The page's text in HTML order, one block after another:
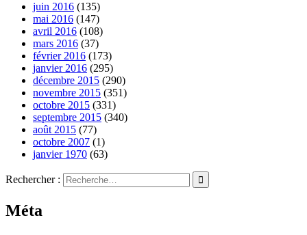
juin 2016 (135)
mai 2016 (147)
avril 2016 (108)
mars 2016 (37)
février 2016 (173)
janvier 2016 (295)
décembre 2015 (290)
novembre 2015 (351)
octobre 2015 (331)
septembre 2015 (340)
août 2015 (77)
octobre 2007 (1)
janvier 1970 (63)
Rechercher :
Méta